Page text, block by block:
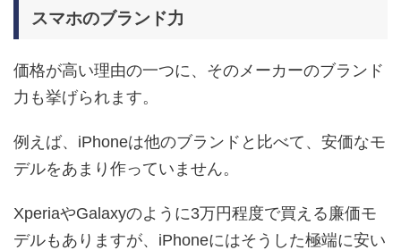
スマホのブランド力
価格が高い理由の一つに、そのメーカーのブランド
力も挙げられます。
例えば、iPhoneは他のブランドと比べて、安価なモ
デルをあまり作っていません。
XperiaやGalaxyのように3万円程度で買える廉価モ
デルもありますが、iPhoneにはそうした極端に安い